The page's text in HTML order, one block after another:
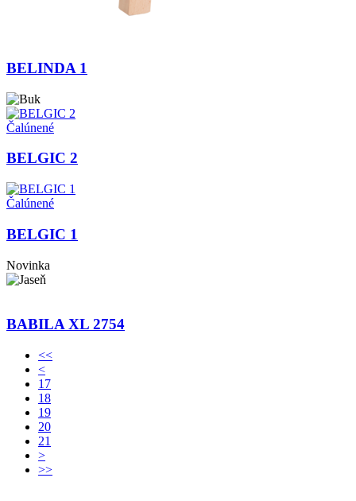
BELINDA 1
Čalúnené
BELGIC 2
Čalúnené
BELGIC 1
Novinka
BABILA XL 2754
<<
<
17
18
19
20
21
>
>>